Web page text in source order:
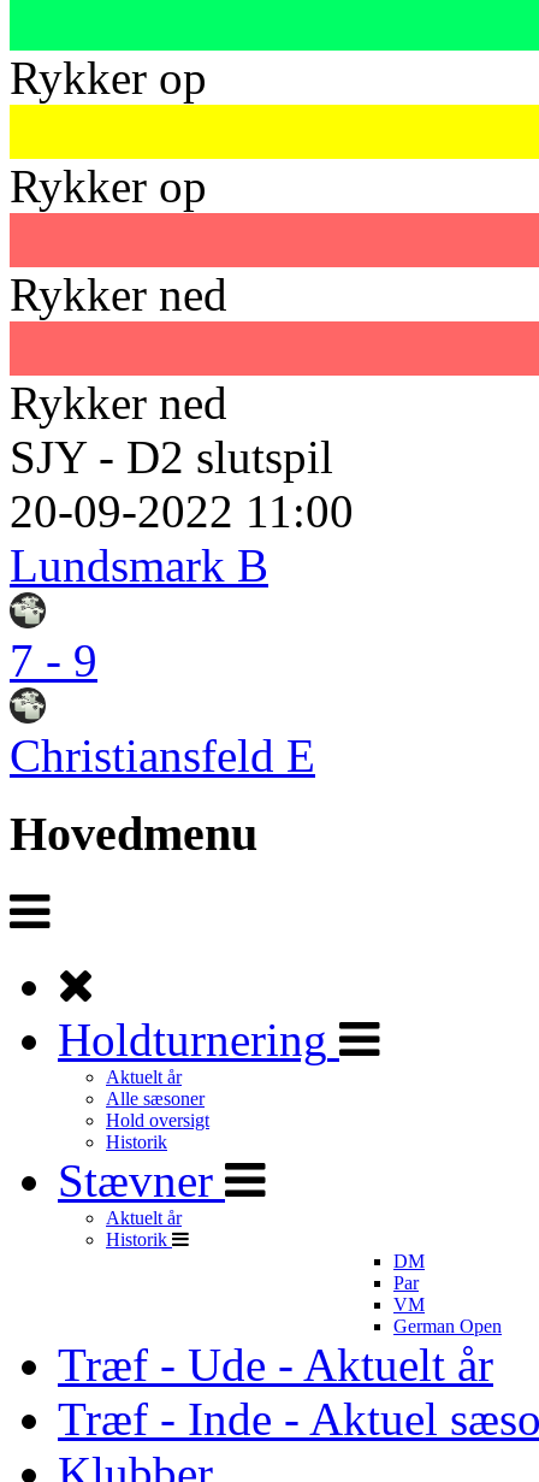
Rykker op
Rykker op
Rykker ned
Rykker ned
SJY - D2 slutspil
20-09-2022 11:00
Lundsmark B
7 - 9
Christiansfeld E
Hovedmenu
Holdturnering
Aktuelt år
Alle sæsoner
Hold oversigt
Historik
Stævner
Aktuelt år
Historik
DM
Par
VM
German Open
Træf - Ude - Aktuelt år
Træf - Inde - Aktuel